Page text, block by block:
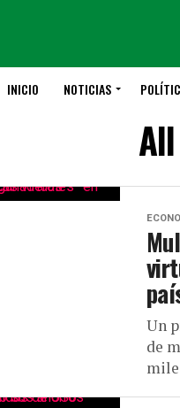
INICIO NOTICIAS
Un
de